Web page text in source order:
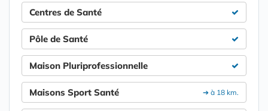
Centres de Santé
Pôle de Santé
Maison Pluriprofessionnelle
➔ à 18 km.
Maisons Sport Santé